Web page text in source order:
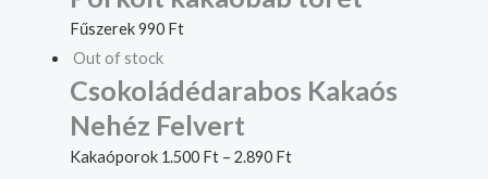
Fűszerek990 Ft
Out of stock
Csokoládédarabos Kakaós
Nehéz Felvert
Kakaóporok 1.500 Ft– 2.890 Ft